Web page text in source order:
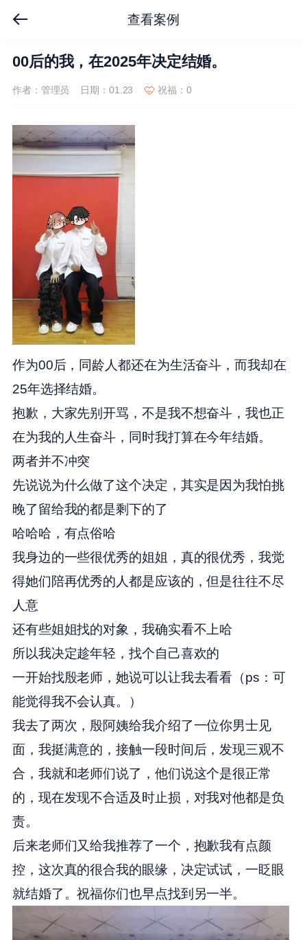
查看案例
00后的我，在2025年决定结婚。
作者：管理员 日期：01.23 祝福：0
作为00后，同龄人都还在为生活奋斗，而我却在
25年选择结婚。
抱歉，大家先别开骂，不是我不想奋斗，我也正
在为我的人生奋斗，同时我打算在今年结婚。
两者并不冲突
先说说为什么做了这个决定，其实是因为我怕挑
晚了留给我的都是剩下的了
哈哈哈，有点俗哈
我身边的一些很优秀的姐姐，真的很优秀，我觉
得她们陪再优秀的人都是应该的，但是往往不尽
人意
还有些姐姐找的对象，我确实看不上哈
所以我决定趁年轻，找个自己喜欢的
一开始找殷老师，她说可以让我去看看（ps：可
能觉得我不会认真。）
我去了两次，殷阿姨给我介绍了一位你男士见
面，我挺满意的，接触一段时间后，发现三观不
合，我就和老师们说了，他们说这个是很正常
的，现在发现不合适及时止损，对我对他都是负
责。
后来老师们又给我推荐了一个，抱歉我有点颜
控，这次真的很合我的眼缘，决定试试，一眨眼
就结婚了。祝福你们也早点找到另一半。